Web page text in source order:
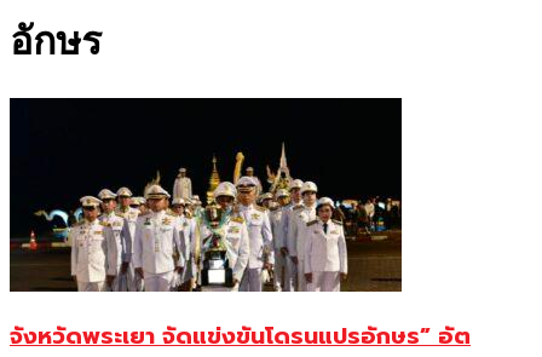
อักษร
จังหวัดพระเยา จัดแข่งขันโดรนแปรอักษร” อัต